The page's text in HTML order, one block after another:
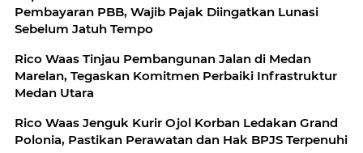
Pembayaran PBB, Wajib Pajak Diingatkan Lunasi
Sebelum Jatuh Tempo
Rico Waas Tinjau Pembangunan Jalan di Medan
Marelan, Tegaskan Komitmen Perbaiki Infrastruktur
Medan Utara
Rico Waas Jenguk Kurir Ojol Korban Ledakan Grand
Polonia, Pastikan Perawatan dan Hak BPJS Terpenuhi